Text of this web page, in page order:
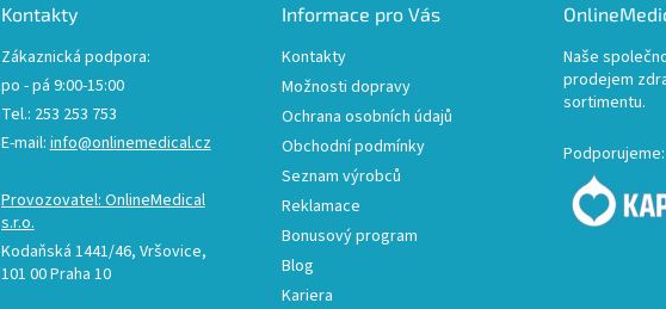
Kontakty
Zákaznická podpora:
po - pá 9:00-15:00
Tel.: 253 253 753
E-mail: info@onlinemedical.cz
Provozovatel: OnlineMedical
s.r.o.
Kodaňská 1441/46, Vršovice,
101 00 Praha 10
Informace pro Vás
Kontakty
Možnosti dopravy
Ochrana osobních údajů
Obchodní podmínky
Seznam výrobců
Reklamace
Bonusový program
Blog
Kariera
Naše
prodejem
sortimentu.
Podporujeme: